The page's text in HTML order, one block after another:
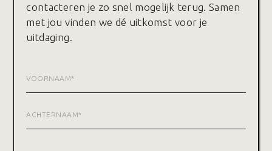
contacteren je zo snel mogelijk terug. Samen
met jou vinden we dé uitkomst voor je
uitdaging.